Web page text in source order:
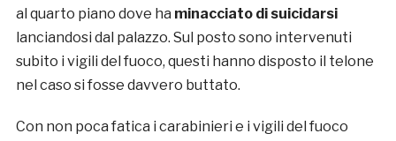
al quarto piano dove ha minacciato di suicidarsi
lanciandosi dal palazzo. Sul posto sono intervenuti
subito i vigili del fuoco, questi hanno disposto il telone
nel caso si fosse davvero buttato.
Con non poca fatica i carabinieri e i vigili del fuoco